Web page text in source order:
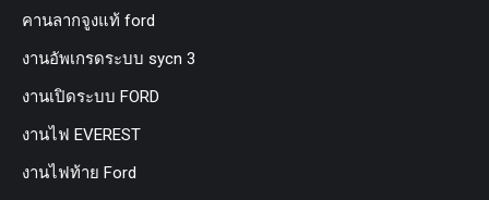
คานลากจูงแท้ ford
งานอัพเกรดระบบ sycn 3
งานเปิดระบบ FORD
งานไฟ EVEREST
งานไฟท้าย Ford